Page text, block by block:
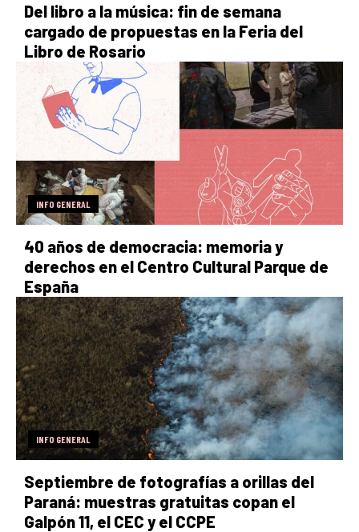
Del libro a la música: fin de semana
cargado de propuestas en la Feria del
Libro de Rosario
INFO GENERAL
40 años de democracia: memoria y
derechos en el Centro Cultural Parque de
España
INFO GENERAL
Septiembre de fotografías a orillas del
Paraná: muestras gratuitas copan el
Galpón 11, el CEC y el CCPE